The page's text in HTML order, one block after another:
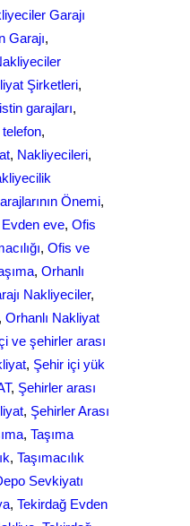
Garajı
Garajı
Şirketleri
garajları
, Nakliyecileri
Önemi
eve, Ofis
, Ofis ve
, Orhanlı
Nakliyeciler
, Orhanlı Nakliyat
ve şehirler arası
, Şehir içi yük
, Şehirler arası
, Şehirler Arası
, Taşıma
, Taşımacılık
Sevkiyatı
, Tekirdağ Evden